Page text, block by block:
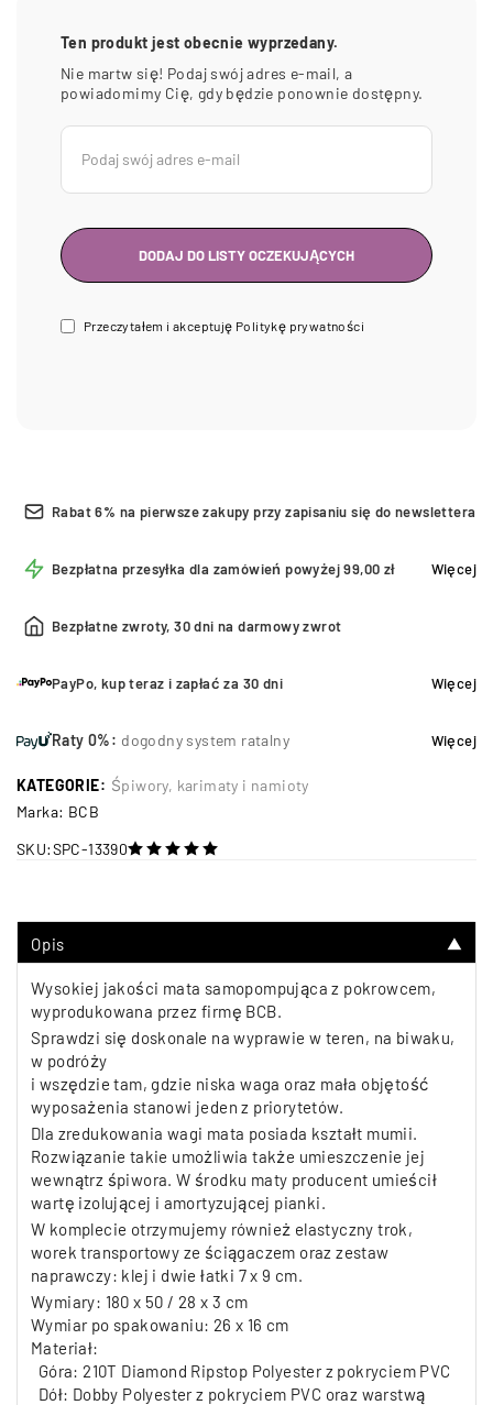
Ten produkt jest obecnie wyprzedany.
Nie martw się! Podaj swój adres e-mail, a
powiadomimy Cię, gdy będzie ponownie dostępny.
Przeczytałem i akceptuję Politykę prywatności
Rabat 6% na pierwsze zakupy przy zapisaniu się do newslettera
Bezpłatna przesyłka dla zamówień powyżej 99,00 zł Więcej
Bezpłatne zwroty, 30 dni na darmowy zwrot
PayPo, kup teraz i zapłać za 30 dni Więcej
Raty 0%: dogodny system ratalny Więcej
KATEGORIE: Śpiwory, karimaty i namioty
Marka: BCB
SKU:SPC-13390
Opis ▼
Wysokiej jakości mata samopompująca z pokrowcem,
wyprodukowana przez firmę BCB.
Sprawdzi się doskonale na wyprawie w teren, na biwaku,
w podróży
i wszędzie tam, gdzie niska waga oraz mała objętość
wyposażenia stanowi jeden z priorytetów.
Dla zredukowania wagi mata posiada kształt mumii.
Rozwiązanie takie umożliwia także umieszczenie jej
wewnątrz śpiwora. W środku maty producent umieścił
wartę izolującej i amortyzującej pianki.
W komplecie otrzymujemy również elastyczny trok,
worek transportowy ze ściągaczem oraz zestaw
naprawczy: klej i dwie łatki 7 x 9 cm.
Wymiary: 180 x 50 / 28 x 3 cm
Wymiar po spakowaniu: 26 x 16 cm
Materiał:
Góra: 210T Diamond Ripstop Polyester z pokryciem PVC
Dół: Dobby Polyester z pokryciem PVC oraz warstwą